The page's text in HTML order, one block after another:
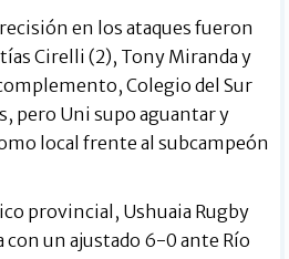
en los ataques fueron
Cirelli (2), Tony Miranda y
Colegio del Sur
pero Uni supo aguantar y
local frente al subcampeón
provincial, Ushuaia Rugby
con un ajustado 6-0 ante Río